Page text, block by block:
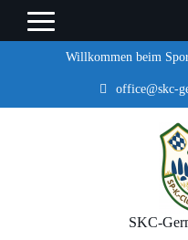
Willkommen beim
office@skc-
SKC-